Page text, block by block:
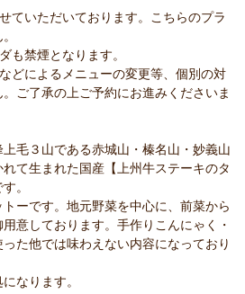
ていただいております。こちらのプラ
も禁煙となります。
どによるメニューの変更等、個別の対
ご了承の上ご予約にお進みくださいま
毛３山である赤城山・榛名山・妙義山
て生まれた国産【上州牛ステーキのタ
。
ーです。地元野菜を中心に、前菜から
意しております。手作りこんにゃく・
た他では味わえない内容になっており
なります。